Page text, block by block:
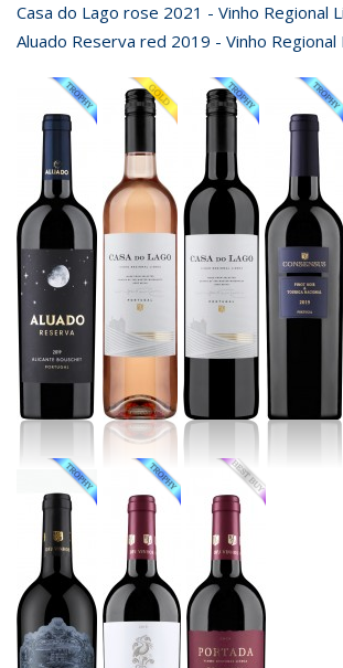
Casa do Lago rose 2021 - Vinho Regional
Aluado Reserva red 2019 - Vinho Regional